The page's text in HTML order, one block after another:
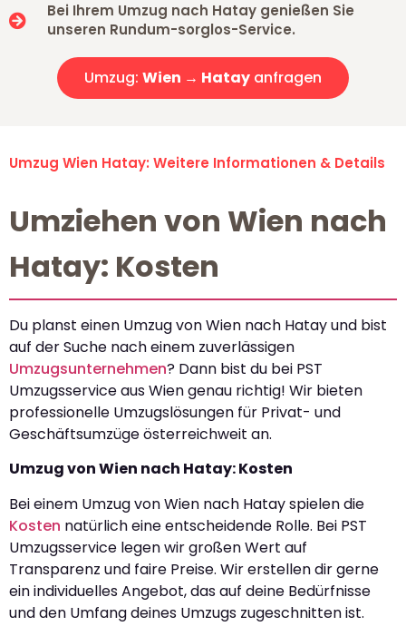
Bei Ihrem Umzug nach Hatay genießen Sie
unseren Rundum-sorglos-Service.
Umzug: Wien → Hatay anfragen
Umzug Wien Hatay: Weitere Informationen & Details
Umziehen von Wien nach
Hatay: Kosten
Du planst einen Umzug von Wien nach Hatay und bist
auf der Suche nach einem zuverlässigen
Umzugsunternehmen? Dann bist du bei PST
Umzugsservice aus Wien genau richtig! Wir bieten
professionelle Umzugslösungen für Privat- und
Geschäftsumzüge österreichweit an.
Umzug von Wien nach Hatay: Kosten
Bei einem Umzug von Wien nach Hatay spielen die
Kosten natürlich eine entscheidende Rolle. Bei PST
Umzugsservice legen wir großen Wert auf
Transparenz und faire Preise. Wir erstellen dir gerne
ein individuelles Angebot, das auf deine Bedürfnisse
und den Umfang deines Umzugs zugeschnitten ist.